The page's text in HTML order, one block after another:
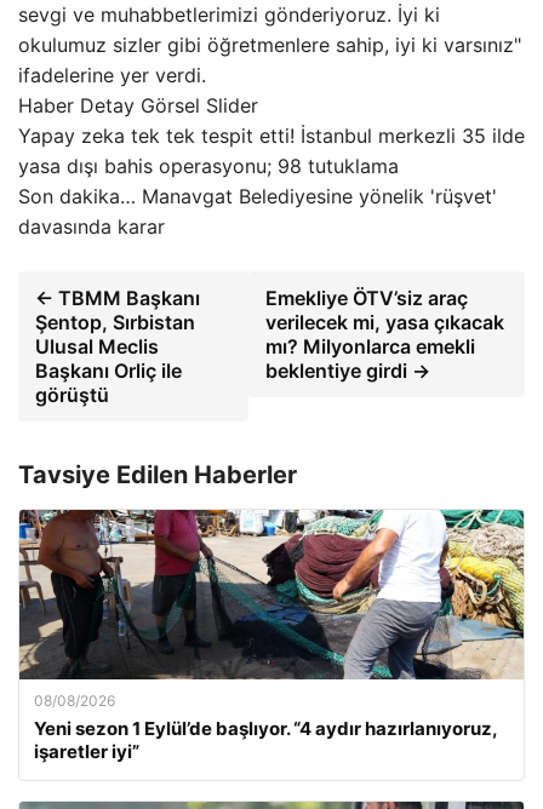
sevgi ve muhabbetlerimizi gönderiyoruz. İyi ki
okulumuz sizler gibi öğretmenlere sahip, iyi ki varsınız"
ifadelerine yer verdi.
Haber Detay Görsel Slider
Yapay zeka tek tek tespit etti! İstanbul merkezli 35 ilde
yasa dışı bahis operasyonu; 98 tutuklama
Son dakika… Manavgat Belediyesine yönelik 'rüşvet'
davasında karar
← TBMM Başkanı
Şentop, Sırbistan
Ulusal Meclis
Başkanı Orliç ile
görüştü
Emekliye ÖTV’siz araç
verilecek mi, yasa çıkacak
mı? Milyonlarca emekli
beklentiye girdi →
Tavsiye Edilen Haberler
08/08/2026
Yeni sezon 1 Eylül’de başlıyor. “4 aydır hazırlanıyoruz,
işaretler iyi”